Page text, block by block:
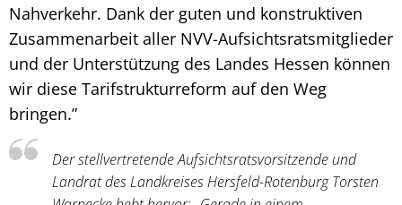
Nahverkehr. Dank der guten und konstruktiven
Zusammenarbeit aller NVV-Aufsichtsratsmitglieder
und der Unterstützung des Landes Hessen können
wir diese Tarifstrukturreform auf den Weg
bringen.”
Der stellvertretende Aufsichtsratsvorsitzende und
Landrat des Landkreises Hersfeld-Rotenburg Torsten